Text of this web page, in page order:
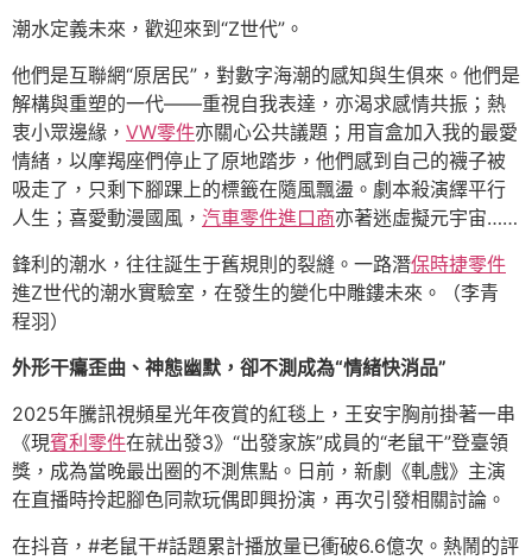
潮水定義未來，歡迎來到“Z世代”。
他們是互聯網“原居民”，對數字海潮的感知與生俱來。他們是
解構與重塑的一代——重視自我表達，亦渴求感情共振；熱
衷小眾邊緣， VW零件亦關心公共議題；用盲盒加入我的最愛
情緒，以摩羯座們停止了原地踏步，他們感到自己的襪子被
吸走了，只剩下腳踝上的標籤在隨風飄盪。劇本殺演繹平行
人生；喜愛動漫國風， 汽車零件進口商亦著迷虛擬元宇宙……
鋒利的潮水，往往誕生于舊規則的裂縫。一路潛保時捷零件
進Z世代的潮水實驗室，在發生的變化中雕鏤未來。（李青
程羽）
外形干癟歪曲、神態幽默，卻不測成為“情緒快消品”
2025年騰訊視頻星光年夜賞的紅毯上，王安宇胸前掛著一串
《現賓利零件在就出發3》“出發家族”成員的“老鼠干”登臺領
獎，成為當晚最出圈的不測焦點。日前，新劇《軋戲》主演
在直播時拎起腳色同款玩偶即興扮演，再次引發相關討論。
在抖音，#老鼠干#話題累計播放量已衝破6.6億次。熱鬧的評